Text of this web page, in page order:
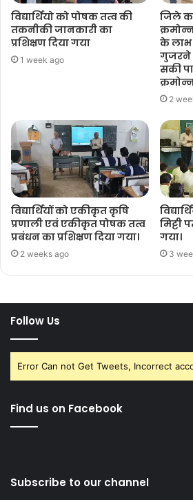
विद्यार्थियो को पोषक तत्व की
तकनीकी जानकारी का
प्रशिक्षण दिया गया
1 week ago
जिले
के लाभ
गुजरने
सकी
2
विद्यार्थियों को एकीकृत कृषि
प्रणाली एवं एकीकृत पोषक तत्व
प्रबंधन का प्रशिक्षण दिया गया।
2 weeks ago
मिट्टी
गया।
3
Follow Us
Error Can not Get Tweets, Incorrect
Find us on Facebook
Subscribe to our channel